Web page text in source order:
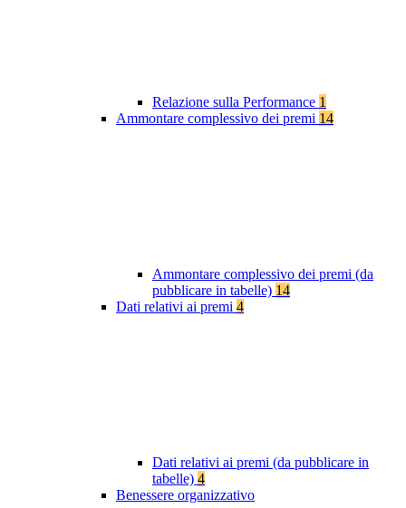
Relazione sulla Performance 1
Ammontare complessivo dei premi 14
Ammontare complessivo dei premi (da
pubblicare in tabelle) 14
Dati relativi ai premi 4
Dati relativi ai premi (da pubblicare in
tabelle) 4
Benessere organizzativo